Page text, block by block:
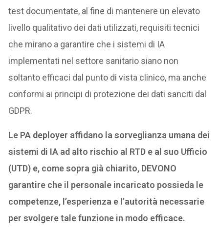
test documentate, al fine di mantenere un elevato
livello qualitativo dei dati utilizzati, requisiti tecnici
che mirano a garantire che i sistemi di IA
implementati nel settore sanitario siano non
soltanto efficaci dal punto di vista clinico, ma anche
conformi ai principi di protezione dei dati sanciti dal
GDPR.
Le PA deployer affidano la sorveglianza umana dei
sistemi di IA ad alto rischio al RTD e al suo Ufficio
(UTD) e, come sopra già chiarito, DEVONO
garantire che il personale incaricato possieda le
competenze, l’esperienza e l’autorità necessarie
per svolgere tale funzione in modo efficace.